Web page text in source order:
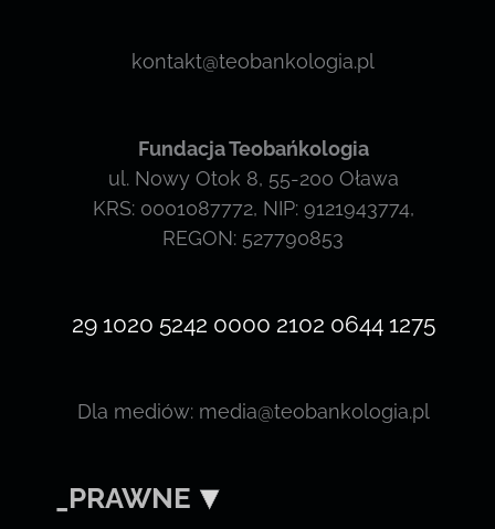
kontakt@teobankologia.pl
Fundacja Teobańkologia
ul. Nowy Otok 8, 55-200 Oława
KRS: 0001087772, NIP: 9121943774,
REGON: 527790853
29 1020 5242 0000 2102 0644 1275
Dla mediów: media@teobankologia.pl
_PRAWNE